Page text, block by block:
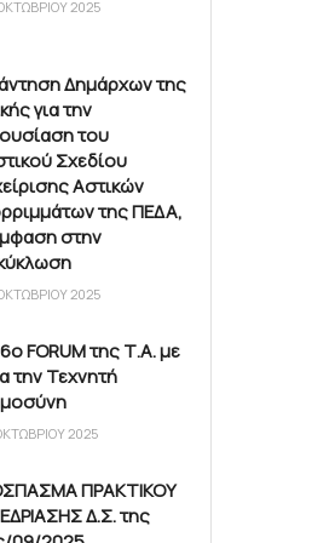
2025
Δημάρχων της
για την
του
Σχεδίου
Αστικών
της ΠΕΔΑ,
στην
2025
FORUM της Τ.Α. με
την Τεχνητή
2025
ΠΡΑΚΤΙΚΟΥ
Δ.Σ. της